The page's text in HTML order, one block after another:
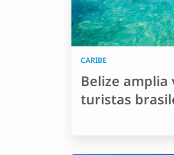
CARIBE
Belize amplia
turistas